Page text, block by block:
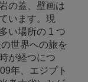
の蓋、壁画は
います。現
い場所の 1 つ
世界への旅を
が経つにつ
年、エジプト